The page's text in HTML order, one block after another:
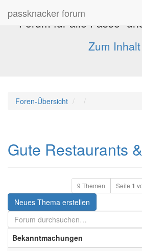
passknacker forum
Forum für alle Pässe-
Zum Inhalt
Foren-Übersicht
Gute Restaurants
9 Themen Seite 1
Neues Thema erstellen
Bekanntmachungen